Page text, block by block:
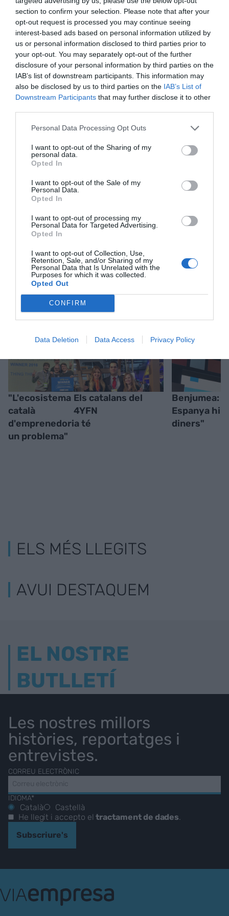
section to confirm your selection. Please note that after your
opt-out request is processed you may continue seeing
interest-based ads based on personal information utilized by
us or personal information disclosed to third parties prior to
your opt-out. You may separately opt-out of the further
disclosure of your personal information by third parties on the
IAB’s list of downstream participants. This information may
also be disclosed by us to third parties on the IAB’s List of
Downstream Participants that may further disclose it to other
Personal Data Processing Opt Outs
I want to opt-out of the Sharing of my
personal data.
Opted In
I want to opt-out of the Sale of my
Personal Data.
Opted In
I want to opt-out of processing my
Personal Data for Targeted Advertising.
Opted In
I want to opt-out of Collection, Use,
Retention, Sale, and/or Sharing of my
Personal Data that Is Unrelated with the
Purposes for which it was collected.
Opted Out
CONFIRM
Data Deletion Data Access Privacy Policy
mà, beneficiant-se entre tots ells”, ha assenyalat
María Benjumea, la fundadora de Spain Startup –
South Summit. A més, Benjumea ha assenyalat
“la transformació de les corporacions i de
l'ecosistema suposa abordar una nova forma de
fer les coses.Cal canviar estructures, moure
grans processos i adaptar les estratègiesper a
AfegirVIA Empresa
com a font preferida de
Google de forma gratuïta
ACTIVAR ARA
RELACIONADES
"L'ecosistema
català
d'emprenedoria té
un problema"
Els catalans del
4YFN
Benjumea:
Espanya hi
diners"
ELS MÉS LLEGITS
AVUI DESTAQUEM
EL NOSTRE
BUTLLETÍ
Les nostres millors
històries, reportatges i
entrevistes.
CORREU ELECTRÒNIC
IDIOMA*
Català
Castellà
He llegit i accepto eltractament de dades.
Subscriure's